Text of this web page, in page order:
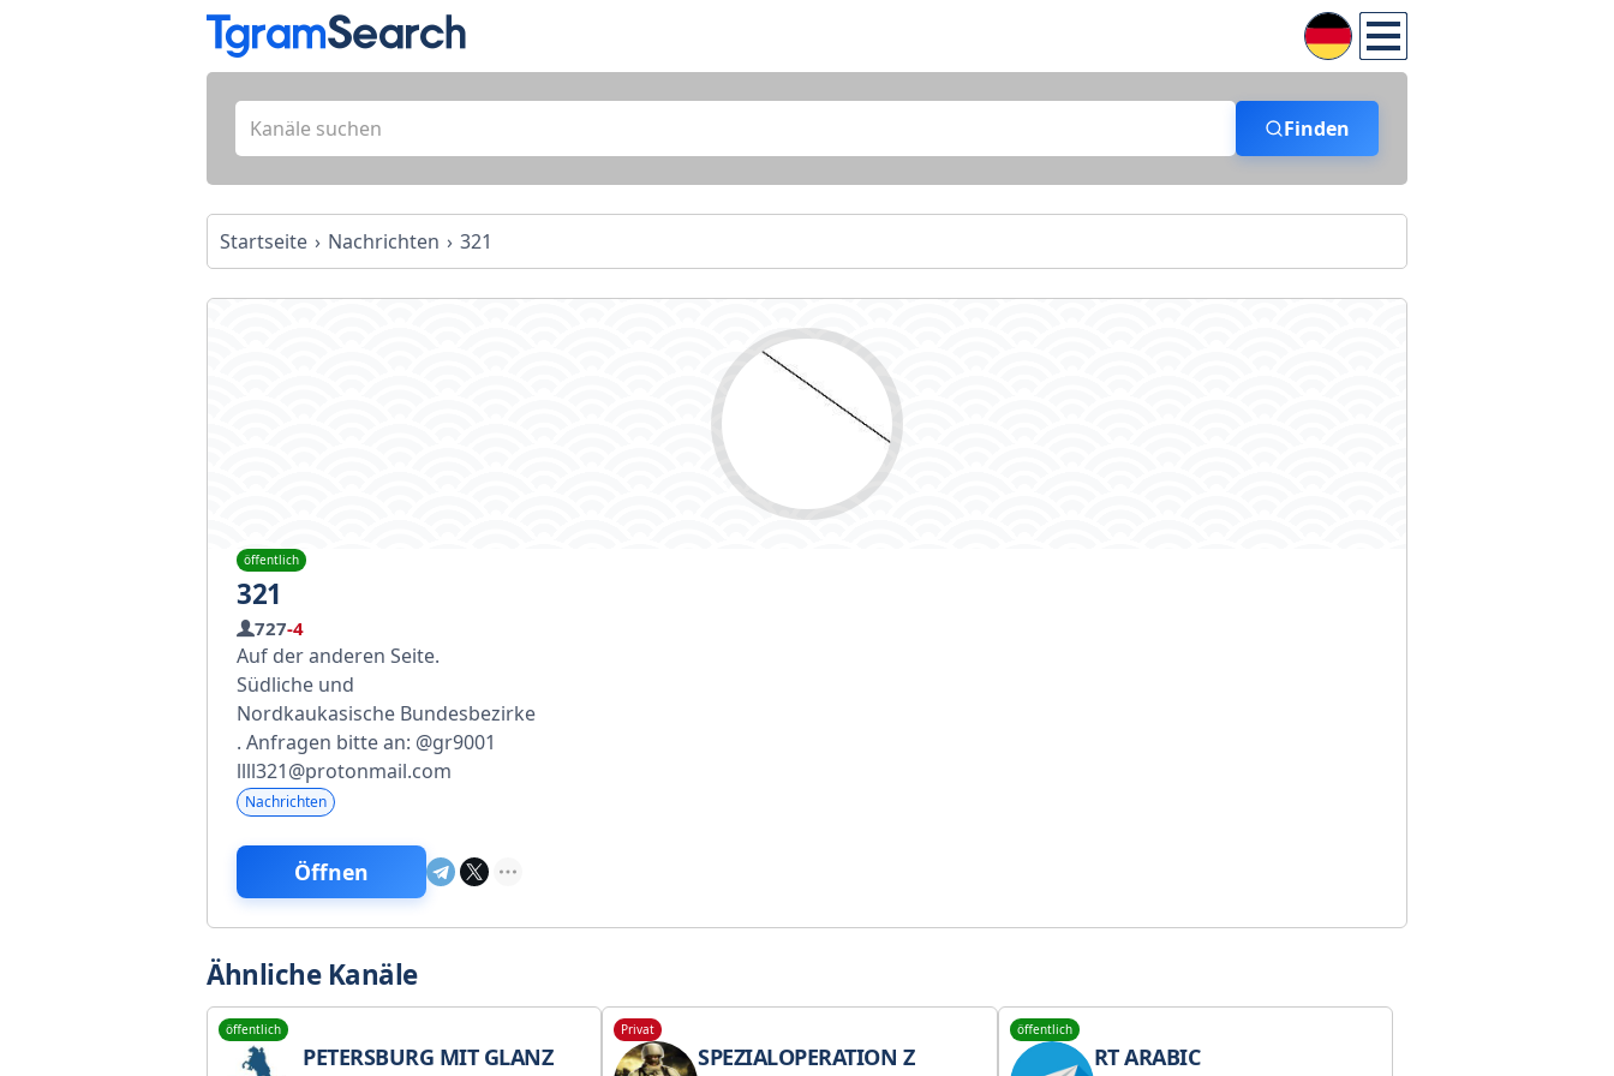
Finden
Startseite Nachrichten 321
öffentlich
321
727-4
Auf der anderen Seite.
Südliche und
Nordkaukasische Bundesbezirke
. Anfragen bitte an: @gr9001
llll321@protonmail.com
Nachrichten
Öffnen
Ähnliche Kanäle
öffentlich
PETERSBURG MIT GLANZ
Privat
SPEZIALOPERATION Z
öffentlich
RT ARABIC